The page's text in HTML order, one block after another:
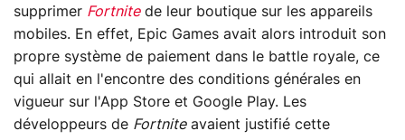
supprimer Fortnitede leur boutique sur les appareils
mobiles. En effet, Epic Games avait alors introduit son
propre système de paiement dans le battle royale, ce
qui allait en l'encontre des conditions générales en
vigueur sur l'App Store et Google Play. Les
développeurs de Fortniteavaient justifié cette